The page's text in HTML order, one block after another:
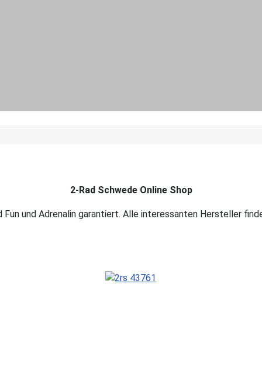
2-Rad Schwede Online Shop
und Adrenalin garantiert. Alle interessanten Hersteller